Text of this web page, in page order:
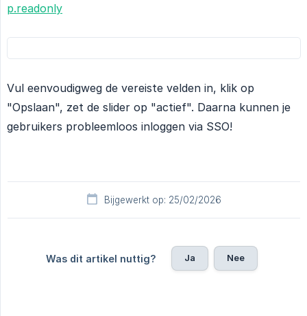
p.readonly
Vul eenvoudigweg de vereiste velden in, klik op
"Opslaan", zet de slider op "actief". Daarna kunnen je
gebruikers probleemloos inloggen via SSO!
Bijgewerkt op: 25/02/2026
Was dit artikel nuttig? Ja Nee